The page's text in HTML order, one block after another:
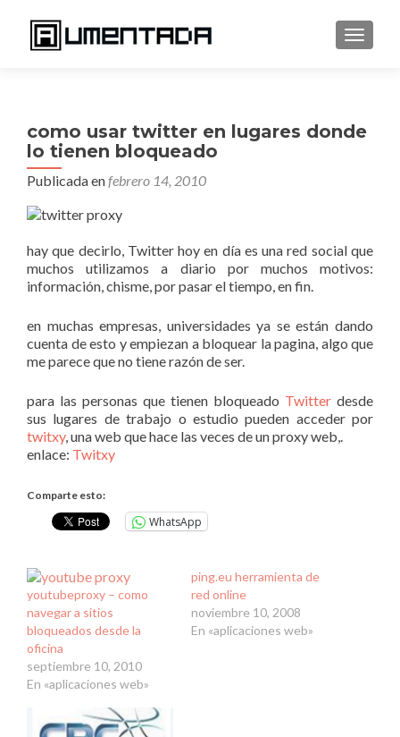
como usar twitter en lugares donde
lo tienen bloqueado
Publicada enfebrero 14, 2010
hay que decirlo, Twitter hoy en día es una red social que
muchos utilizamos a diario por muchos motivos:
información, chisme, por pasar el tiempo, en fin.
en muchas empresas, universidades ya se están dando
cuenta de esto y empiezan a bloquear la pagina, algo que
me parece que no tiene razón de ser.
para las personas que tienen bloqueado Twitter desde
sus lugares de trabajo o estudio pueden acceder por
twitxy, una web que hace las veces de un proxy web,.
enlace: Twitxy
Comparte esto:
WhatsApp
youtubeproxy – como
navegar a sitios
bloqueados desde la
oficina
septiembre 10, 2010
En «aplicaciones web»
ping.eu herramienta de
red online
noviembre 10, 2008
En «aplicaciones web»